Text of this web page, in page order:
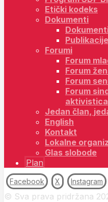
Etički kodeks
Dokumenti
Publikacije
Forumi
Forum
Forum
Forum
Forum
aktivistica
Jedan član,
English
Kontakt
Lokalne
Glas slobode
Plan
Facebook X Instagram
© Sva prava pridržana